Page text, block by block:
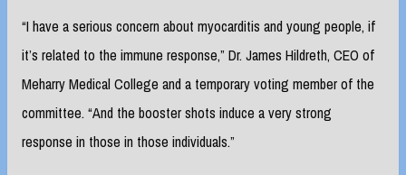
“I have a serious concern about myocarditis and young people, if
it’s related to the immune response,” Dr. James Hildreth, CEO of
Meharry Medical College and a temporary voting member of the
committee. “And the booster shots induce a very strong
response in those in those individuals.”